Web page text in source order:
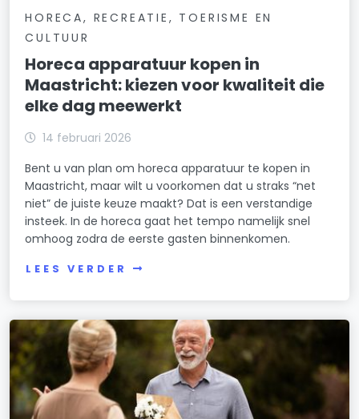
HORECA, RECREATIE, TOERISME EN
CULTUUR
Horeca apparatuur kopen in
Maastricht: kiezen voor kwaliteit die
elke dag meewerkt
14 februari 2026
Bent u van plan om horeca apparatuur te kopen in
Maastricht, maar wilt u voorkomen dat u straks “net
niet” de juiste keuze maakt? Dat is een verstandige
insteek. In de horeca gaat het tempo namelijk snel
omhoog zodra de eerste gasten binnenkomen.
LEES VERDER